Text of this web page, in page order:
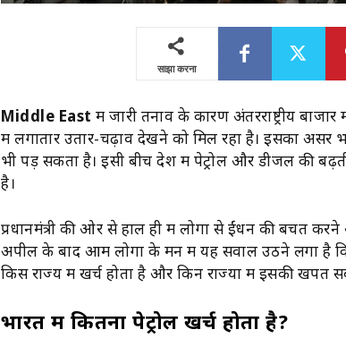
साझा करना
Middle East में जारी तनाव के कारण अंतरराष्ट्रीय
में लगातार उतार-चढ़ाव देखने को मिल रहा है। इसका असर
भी पड़ सकता है। इसी बीच देश में पेट्रोल और डीजल की
है।
प्रधानमंत्री की ओर से हाल ही में लोगों से ईंधन की बचत
अपील के बाद आम लोगों के मन में यह सवाल उठने लगा है
किस राज्य में खर्च होता है और किन राज्यों में इसकी खपत
भारत में कितना पेट्रोल खर्च होता है?